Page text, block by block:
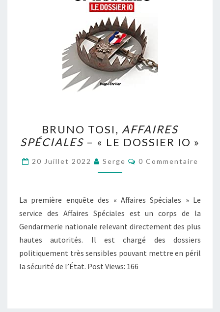
TOSI,
AFFAIRES
SPÉCIALES
–
DOSSIER
IO »
BRUNO TOSI, AFFAIRES
SPÉCIALES – « LE DOSSIER IO »
20 Juillet 2022 Serge Commentaires
0 Commentaire
La première enquête des « Affaires Spéciales » Le
service des Affaires Spéciales est un corps de la
Gendarmerie nationale relevant directement des plus
hautes autorités. Il est chargé des dossiers
politiquement très sensibles pouvant mettre en péril
la sécurité de l’État. Post Views: 166